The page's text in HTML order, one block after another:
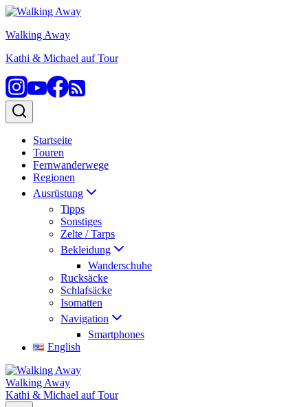
Zum
springen
Walking Away
Kathi & Michael auf Tour
Startseite
Touren
Fernwanderwege
Regionen
Ausrüstung
Tipps
Sonstiges
Zelte / Tarps
Bekleidung
Wanderschuhe
Rucksäcke
Schlafsäcke
Isomatten
Navigation
Smartphones
English
Walking Away
Kathi & Michael auf Tour